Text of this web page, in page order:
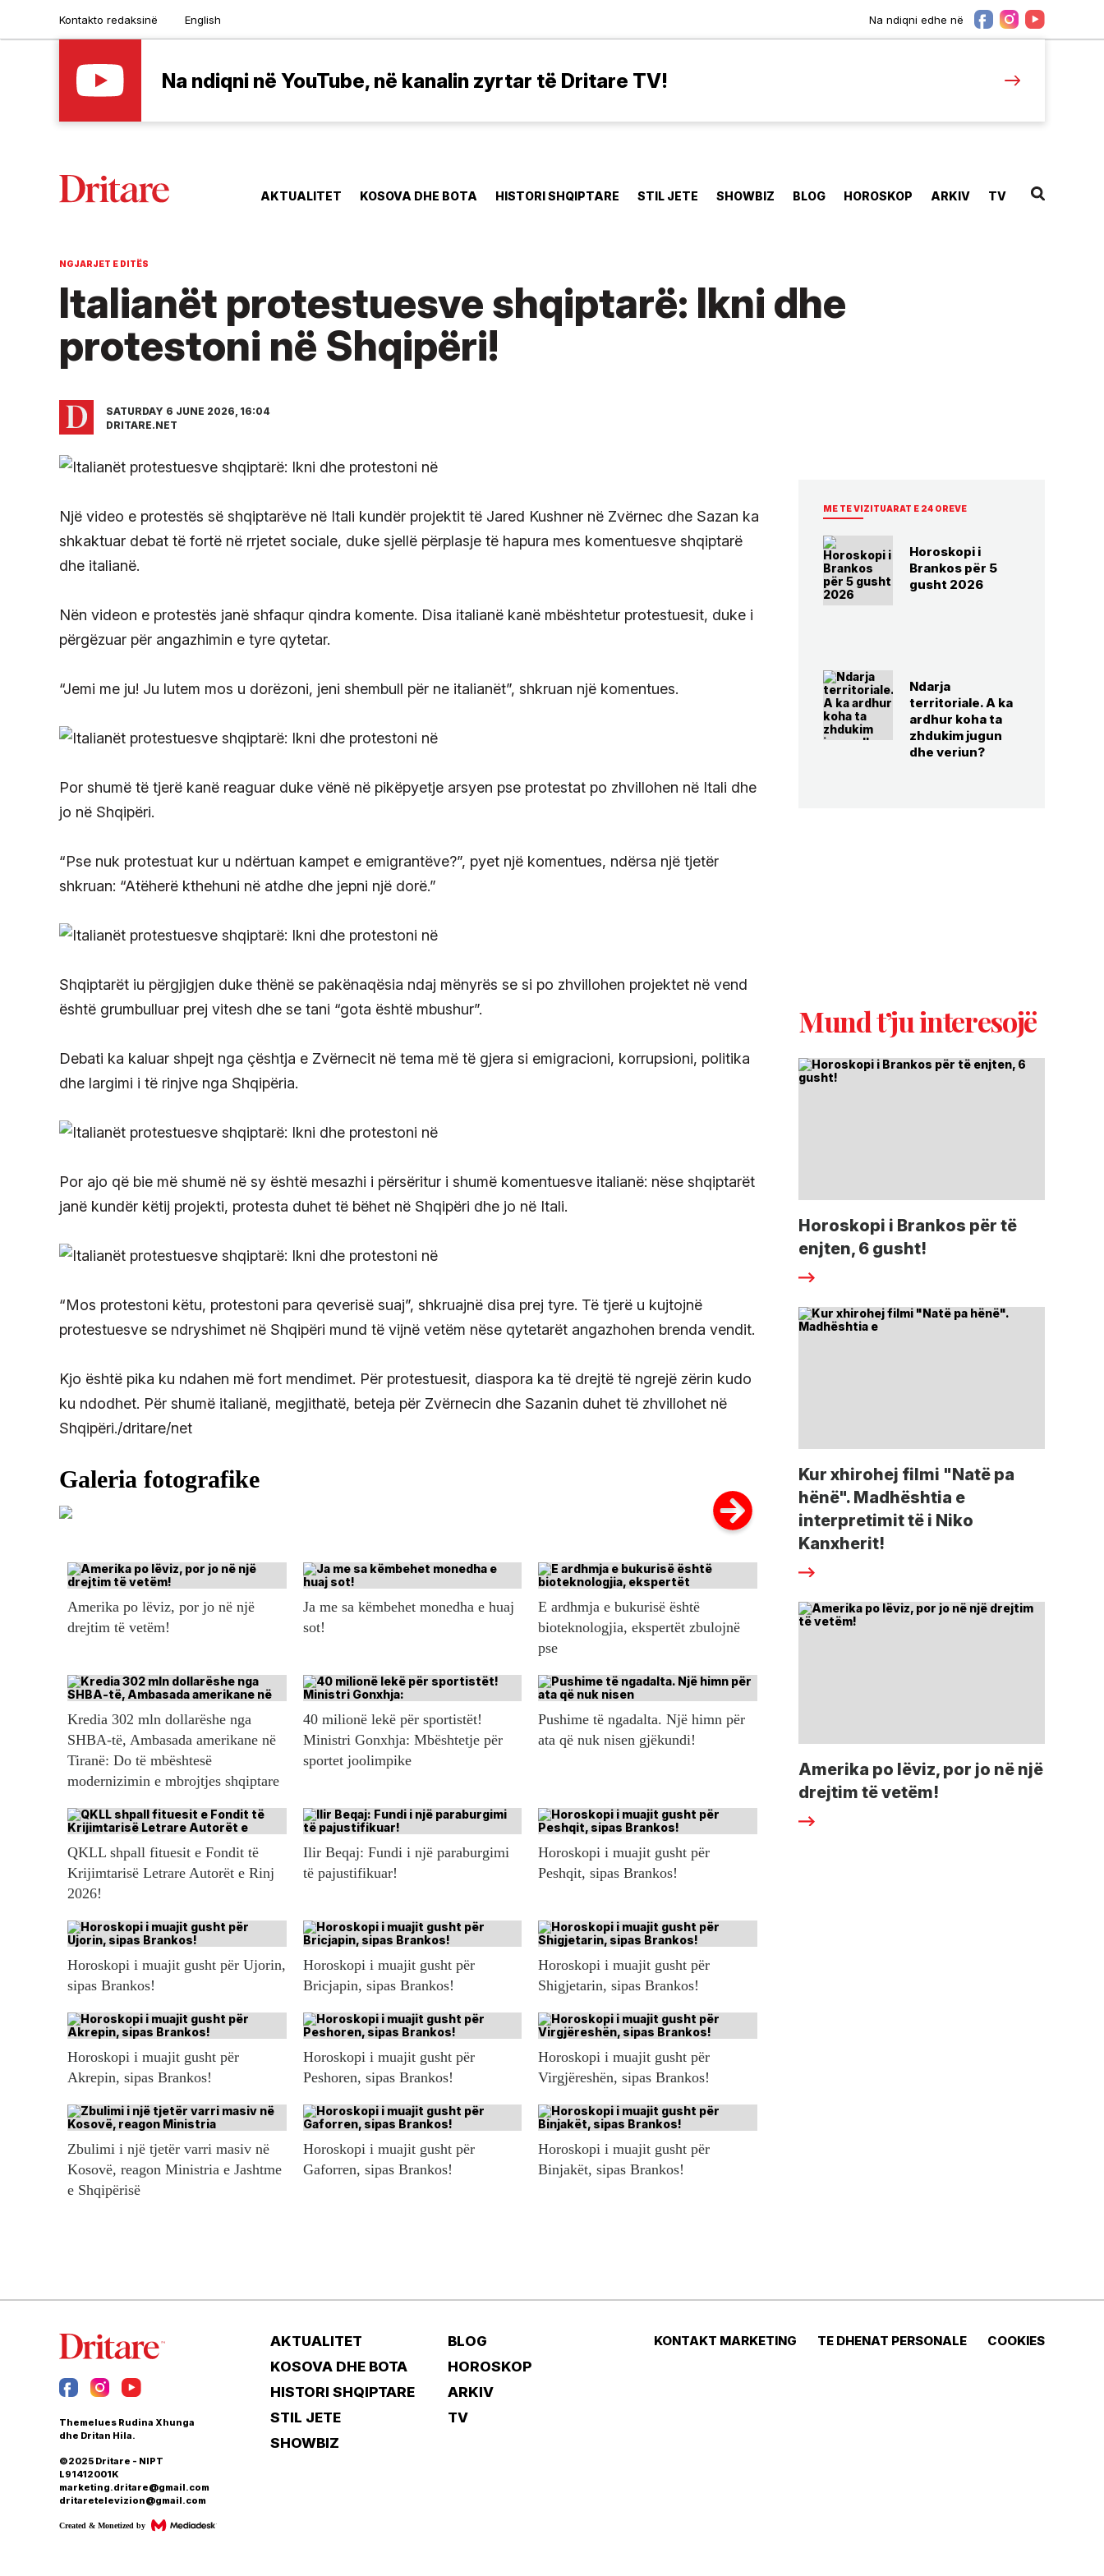
Kontakto redaksinë English Na ndiqni edhe në
Na ndiqni në YouTube, në kanalin zyrtar të Dritare TV!
AKTUALITET KOSOVA DHE BOTA HISTORI SHQIPTARE STIL JETE SHOWBIZ BLOG HOROSKOP ARKIV TV
NGJARJET E DITËS
Italianët protestuesve shqiptarë: Ikni dhe
protestoni në Shqipëri!
SATURDAY 6 JUNE 2026, 16:04
DRITARE.NET
Një video e protestës së shqiptarëve në Itali kundër projektit të Jared Kushner në Zvërnec dhe Sazan ka
shkaktuar debat të fortë në rrjetet sociale, duke sjellë përplasje të hapura mes komentuesve shqiptarë
dhe italianë.
Nën videon e protestës janë shfaqur qindra komente. Disa italianë kanë mbështetur protestuesit, duke i
përgëzuar për angazhimin e tyre qytetar.
“Jemi me ju! Ju lutem mos u dorëzoni, jeni shembull për ne italianët”, shkruan një komentues.
Por shumë të tjerë kanë reaguar duke vënë në pikëpyetje arsyen pse protestat po zhvillohen në Itali dhe
jo në Shqipëri.
“Pse nuk protestuat kur u ndërtuan kampet e emigrantëve?”, pyet një komentues, ndërsa një tjetër
shkruan: “Atëherë kthehuni në atdhe dhe jepni një dorë.”
Shqiptarët iu përgjigjen duke thënë se pakënaqësia ndaj mënyrës se si po zhvillohen projektet në vend
është grumbulluar prej vitesh dhe se tani “gota është mbushur”.
Debati ka kaluar shpejt nga çështja e Zvërnecit në tema më të gjera si emigracioni, korrupsioni, politika
dhe largimi i të rinjve nga Shqipëria.
Por ajo që bie më shumë në sy është mesazhi i përsëritur i shumë komentuesve italianë: nëse shqiptarët
janë kundër këtij projekti, protesta duhet të bëhet në Shqipëri dhe jo në Itali.
“Mos protestoni këtu, protestoni para qeverisë suaj”, shkruajnë disa prej tyre. Të tjerë u kujtojnë
protestuesve se ndryshimet në Shqipëri mund të vijnë vetëm nëse qytetarët angazhohen brenda vendit.
Kjo është pika ku ndahen më fort mendimet. Për protestuesit, diaspora ka të drejtë të ngrejë zërin kudo
ku ndodhet. Për shumë italianë, megjithatë, beteja për Zvërnecin dhe Sazanin duhet të zhvillohet në
Shqipëri./dritare/net
Amerika po lëviz, por jo në një
drejtim të vetëm!
Ja me sa këmbehet monedha e huaj
sot!
E ardhmja e bukurisë është
bioteknologjia, ekspertët zbulojnë
pse
Kredia 302 mln dollarëshe nga
SHBA-të, Ambasada amerikane në
Tiranë: Do të mbështesë
modernizimin e mbrojtjes shqiptare
40 milionë lekë për sportistët!
Ministri Gonxhja: Mbështetje për
sportet joolimpike
Pushime të ngadalta. Një himn për
ata që nuk nisen gjëkundi!
QKLL shpall fituesit e Fondit të
Krijimtarisë Letrare Autorët e Rinj
2026!
Ilir Beqaj: Fundi i një paraburgimi
të pajustifikuar!
Horoskopi i muajit gusht për
Peshqit, sipas Brankos!
Horoskopi i muajit gusht për Ujorin,
sipas Brankos!
Horoskopi i muajit gusht për
Bricjapin, sipas Brankos!
Horoskopi i muajit gusht për
Shigjetarin, sipas Brankos!
Horoskopi i muajit gusht për
Akrepin, sipas Brankos!
Horoskopi i muajit gusht për
Peshoren, sipas Brankos!
Horoskopi i muajit gusht për
Virgjëreshën, sipas Brankos!
Zbulimi i një tjetër varri masiv në
Kosovë, reagon Ministria e Jashtme
e Shqipërisë
Horoskopi i muajit gusht për
Gaforren, sipas Brankos!
Horoskopi i muajit gusht për
Binjakët, sipas Brankos!
ME TE VIZITUARAT E 24 OREVE
Horoskopi i
Brankos për 5
gusht 2026
Ndarja
territoriale. A ka
ardhur koha ta
zhdukim jugun
dhe veriun?
Mund t’ju interesojë
Horoskopi i Brankos për të
enjten, 6 gusht!
Kur xhirohej filmi "Natë pa
hënë". Madhështia e
interpretimit të i Niko
Kanxherit!
Amerika po lëviz, por jo në një
drejtim të vetëm!
Themelues Rudina Xhunga
dhe Dritan Hila.
©2025 Dritare - NIPT
L91412001K
marketing.dritare@gmail.com
dritaretelevizion@gmail.com
Created & Monetized by
AKTUALITET
KOSOVA DHE BOTA
HISTORI SHQIPTARE
STIL JETE
SHOWBIZ
BLOG
HOROSKOP
ARKIV
TV
KONTAKT MARKETING TE DHENAT PERSONALE COOKIES